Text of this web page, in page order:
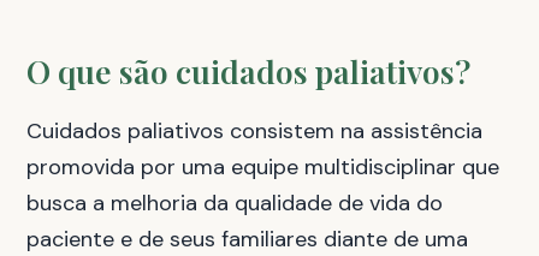
O que são cuidados paliativos?
Cuidados paliativos consistem na assistência
promovida por uma equipe multidisciplinar que
busca a melhoria da qualidade de vida do
paciente e de seus familiares diante de uma